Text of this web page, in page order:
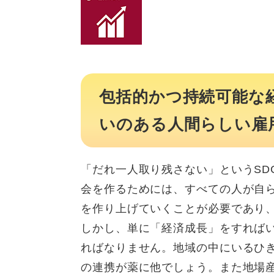
包括的かつ持続可能な
いのある人間らしい
「だれ一人取り残さない」という
会を作るためには、すべての人が自
を作り上げていくことが必要であり
しかし、単に「経済成長」をすれ
ればなりません。地域の中にいるひ
の連携が薬に他でしょう。また地場